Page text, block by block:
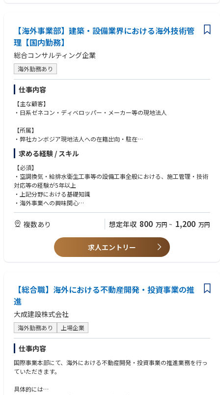
■働き方
残業時間：月40時間程度（本部平均：30〜35時間）
在宅勤務：月8回まで可能
出張：月2〜3回（関西・九州・北海道など／日帰り中心・多くはWeb）
■キャリアパス
原子力本部内での専門性深化が中心。
基本はプロジェクト部にて施工計画業務を継続。
希望に応じて現場施工管理へのキャリアも可能。
①国策×成長市場（安定性）
カーボンニュートラル推進の中核領域
原子力施設の更新・再稼働案件が今後増加見込み
②大規模プロジェクトへの参画
スーパーゼネコン中心のJVプロジェクト
数千億規模のインフラ工事に関与可能
計画フェーズから意思決定に関われるポジション
③社会貢献性
エネルギー政策の中核領域
④専門性の拡張
土木×エネルギー分野で希少性の高いキャリア形成
【海外事業部】建築・設備業界における海外技術管
理【国内勤務】
総合コンサルティング企業
海外勤務あり
仕事内容
【主な顧客】
・日系ゼネコン・ディベロッパー・メーカー等の現地法人
【所属】
・弊社カンボジア現地法人への在籍出向・駐在
（現地社員58名。
日本人が2名駐在中。それぞれ営業管理担当、電気設備をメインとした
設備担当）
【主な業務】
・MEP工事における施工管理・技術対応
・大型案件における現場統括・顧客対応
・ローカル施工管理スタッフへの指導
・品質・安全・工程管理
・顧客・ゼネコンとの技術打合せ
習熟後は、現地で一定の裁量を持ちながら、日系顧客案件を中心に技術提
海外事業部は意思決定のスピードを重視しており、上長・本社との適切な
報告・連携を行いながら、現地でお客様としっかり向き合える環境です。
求める経験 / スキル
【必須】
・空調換気・給排水衛生工事等の設備工事全般における、施工管理・技術
対応等の経験が5年以上
・上記分野における基礎知識
・海外事業への興味関心
【歓迎】
・1級管工事施工管理技士
※入社時の英語スキルは必須とせず、海外への興味意欲を重視いたします
複数あり 想定年収 800 万円 ~ 1,200 万円
求人エントリー
【総合職】海外における不動産開発・投資事業の推
進
大成建設株式会社
海外勤務あり 上場企業
仕事内容
国際事業本部にて、海外における不動産開発・投資事業の推進業務を行っ
ていただきます。
具体的には…